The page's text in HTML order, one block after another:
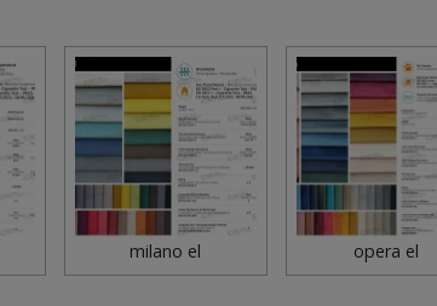
milano el opera el